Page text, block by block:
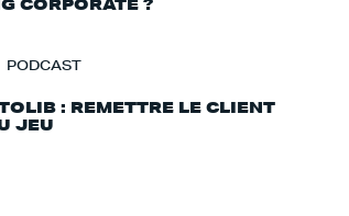
CORPORATE ?
PODCAST
: REMETTRE LE CLIENT
JEU